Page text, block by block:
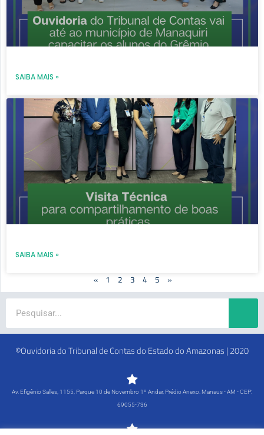
SAIBA MAIS »
SAIBA MAIS »
« 1 2 3 4 5 »
©Ouvidoria do Tribunal de Contas do Estado do Amazonas | 2020
Av. Efigênio Salles, 1155, Parque 10 de Novembro 1º Andar, Prédio Anexo. Manaus - AM - CEP:
69055-736